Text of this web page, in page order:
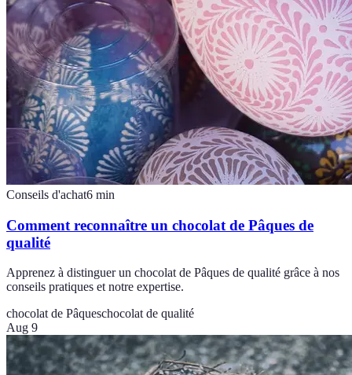
Conseils d'achat6 min
Comment reconnaître un chocolat de Pâques de
qualité
Apprenez à distinguer un chocolat de Pâques de qualité grâce à nos
conseils pratiques et notre expertise.
chocolat de Pâqueschocolat de qualité
Aug 9